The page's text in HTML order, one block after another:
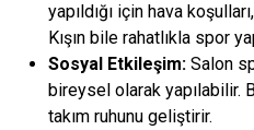
yapıldığı için hava
Kışın bile rahatlıkla spor
Sosyal Etkileşim: Salon
bireysel olarak yapılabilir.
takım ruhunu geliştirir.